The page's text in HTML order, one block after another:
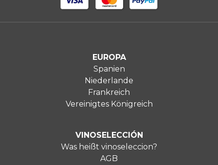
EUROPA
Spanien
Niederlande
Frankreich
Vereinigtes Königreich
VINOSELECCIÓN
Was heißt vinoseleccion?
AGB